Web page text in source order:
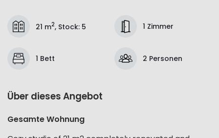
21 m2, Stock: 5 1 Zimmer
1 Bett 2 Personen
Über dieses Angebot
Gesamte Wohnung